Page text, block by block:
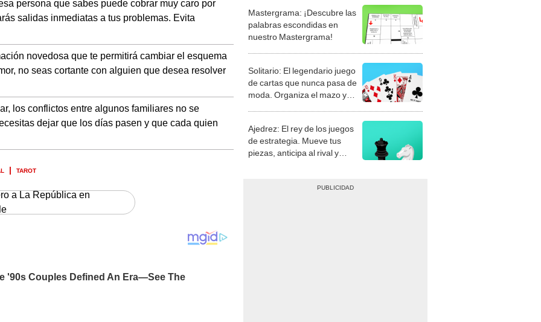
persona que sabes puede cobrar muy caro por
salidas inmediatas a tus problemas. Evita
novedosa que te permitirá cambiar el esquema
no seas cortante con alguien que desea resolver
los conflictos entre algunos familiares no se
dejar que los días pasen y que cada quien
TAROT
a La República en
Mastergrama: ¡Descubre las
palabras escondidas en
nuestro Mastergrama!
Solitario: El legendario juego
de cartas que nunca pasa de
moda. Organiza el mazo y
Ajedrez: El rey de los juegos
de estrategia. Mueve tus
piezas, anticipa al rival y